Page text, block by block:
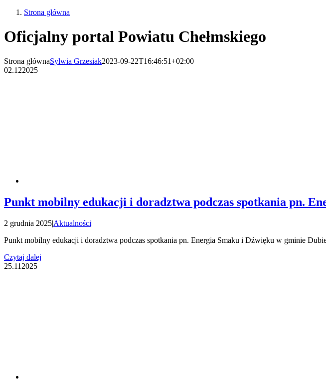
Strona główna
Oficjalny portal Powiatu Chełmskiego
Strona głównaSylwia Grzesiak2023-09-22T16:46:51+02:00
02.122025
Punkt mobilny edukacji i doradztwa podczas spotkania pn.
2 grudnia 2025|Aktualności|
Punkt mobilny edukacji i doradztwa podczas spotkania pn. Energia Smaku i Dźwięku w gminie
Czytaj dalej
25.11 2025